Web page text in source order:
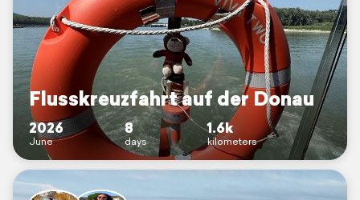
Flusskreuzfahrt auf der Donau
2026
June
8
days
1.6k
kilometers